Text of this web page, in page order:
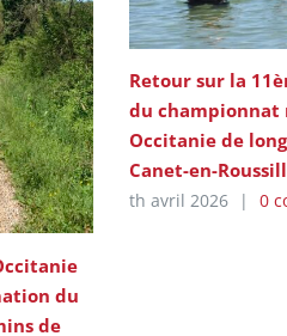
du
de
Retour sur la
du championnat
Occitanie de
Canet-en-
th avril 2026 | 0